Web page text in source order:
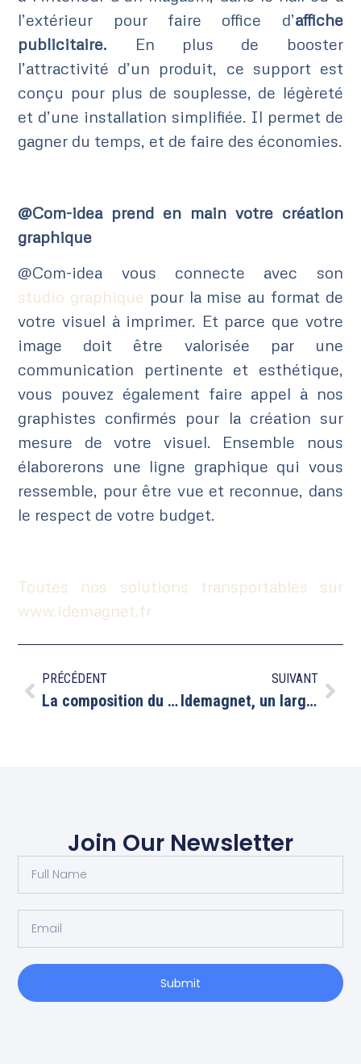
l’extérieur pour faire office d’affiche
publicitaire. En plus de booster
l’attractivité d’un produit, ce support est
conçu pour plus de souplesse, de légèreté
et d’une installation simplifiée. Il permet de
gagner du temps, et de faire des économies.
@Com-idea prend en main votre création
graphique
@Com-idea vous connecte avec son
studio graphique pour la mise au format de
votre visuel à imprimer. Et parce que votre
image doit être valorisée par une
communication pertinente et esthétique,
vous pouvez également faire appel à nos
graphistes confirmés pour la création sur
mesure de votre visuel. Ensemble nous
élaborerons une ligne graphique qui vous
ressemble, pour être vue et reconnue, dans
le respect de votre budget.
Toutes nos solutions transportables sur
www.idemagnet.fr
PRÉCÉDENT
La composition du panneau magnétique pour véhicule
SUIVANT
Idemagnet, un large choix de supports publicitaires
Join Our Newsletter
Submit